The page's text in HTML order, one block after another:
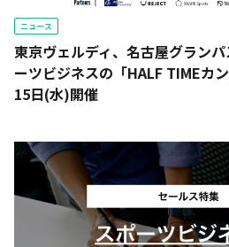
ニュース
東京ヴェルディ、名古屋グラン
ーツビジネスの「HALF TIMEカ
15日(水)開催